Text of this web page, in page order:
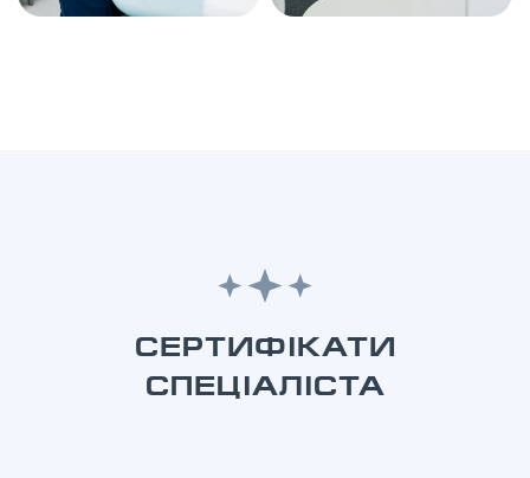
СЕРТИФІКАТИ
СПЕЦІАЛІСТА